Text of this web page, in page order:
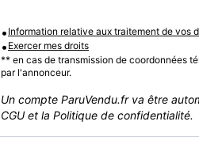
• Information relative aux traitement de vos
• Exercer mes droits
** en cas de transmission de coordonnées
par l'annonceur.
Un compte ParuVendu.fr va être
CGU et la Politique de confidentialité.